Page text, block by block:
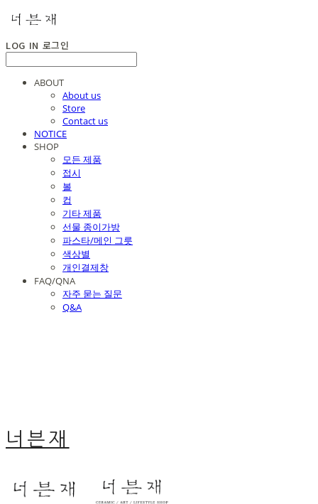
LOG IN 로그인
ABOUT
About us
Store
Contact us
NOTICE
SHOP
모든 제품
접시
볼
컵
기타 제품
선물 종이가방
파스타/메인 그릇
색상별
개인결제창
FAQ/QNA
자주 묻는 질문
Q&A
너븐재